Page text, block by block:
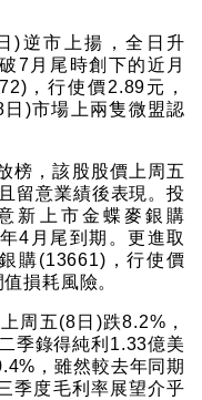
)逆市上揚，全日升
7月尾時創下的近月
，行使價2.89元，
)市場上兩隻微盟認
榜，該股股價上周五
留意業績後表現。投
新上市金蝶麥銀購
4月尾到期。更進取
購(13661)，行使價
損耗風險。
周五(8日)跌8.2%，
季錄得純利1.33億美
，雖然較去年同期
季度毛利率展望介乎